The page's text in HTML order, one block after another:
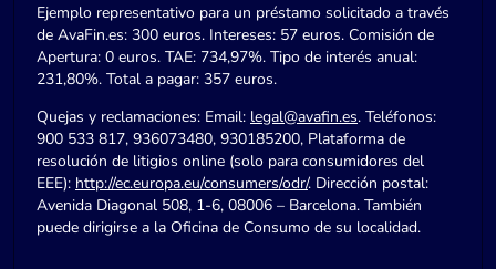
Ejemplo representativo para un préstamo solicitado a través
de AvaFin.es: 300 euros. Intereses: 57 euros. Comisión de
Apertura: 0 euros. TAE: 734,97%. Tipo de interés anual:
231,80%. Total a pagar: 357 euros.
Quejas y reclamaciones: Email: legal@avafin.es. Teléfonos:
900 533 817, 936073480, 930185200, Plataforma de
resolución de litigios online (solo para consumidores del
EEE): http://ec.europa.eu/consumers/odr/. Dirección postal:
Avenida Diagonal 508, 1-6, 08006 – Barcelona. También
puede dirigirse a la Oficina de Consumo de su localidad.